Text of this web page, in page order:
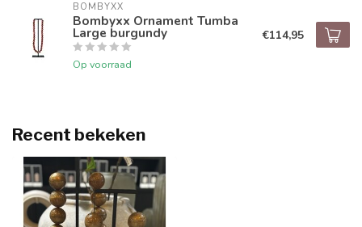
BOMBYXX
Bombyxx Ornament Tumba
Large burgundy
Op voorraad
€114,95
Recent bekeken